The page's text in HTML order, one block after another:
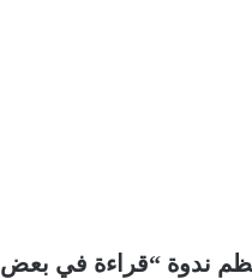
ندوة “قراءة في بعض